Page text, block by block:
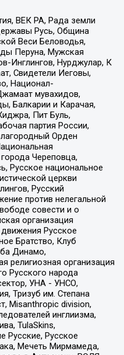
ВЕК РА, Рада земли
Русь, Община
Веси Беловодья,
Перуна, Мужская
Инглингов, Нурджулар, К
Свидетели Иеговы,
Национал-
мувахидов,
Балкарии и Карачая,
Пит Буль,
партия России,
Орден
Череповца,
Русское национальное
церкви
Русский
против нелегальной
совести и о
организация
Русское
Братство, Клуб
Динамо,
религиозная организация
Русского народа
УНА - УНСО,
Тризуб им. Степана
Misanthropic division,
инглиизма,
TulaSkins,
Русские, Русское
Мечеть Мирмамеда,